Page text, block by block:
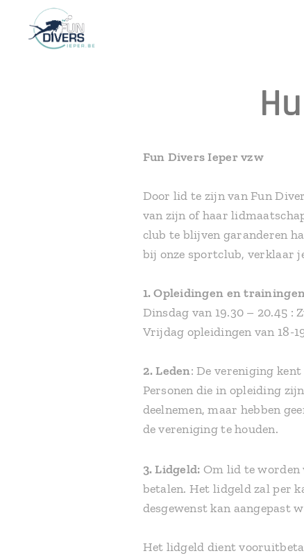
Fun Divers Ieper vzw
Door lid te zijn van Fun
van zijn of haar
club te blijven garanderen
bij onze sportclub, verklaar
1. Opleidingen en
Dinsdag van 19.30
Vrijdag opleidingen van 18-
2. Leden: De vereniging
Personen die in opleiding
deelnemen, maar hebben
de vereniging te houden.
3. Lidgeld: Om lid te worden
betalen. Het lidgeld zal per
desgewenst kan aangepast
Het lidgeld dient